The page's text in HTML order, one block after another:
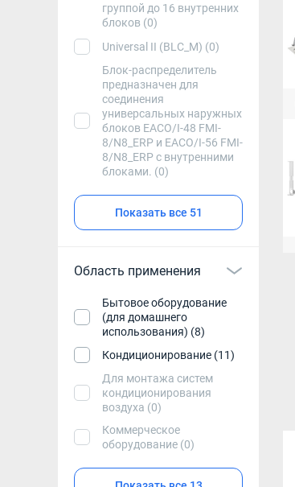
группой до 16 внутренних
блоков (0)
Universal II (BLC_M) (0)
Блок-распределитель
предназначен для
соединения
универсальных наружных
блоков EACO/I-48 FMI-
8/N8_ERP и EACO/I-56 FMI-
8/N8_ERP с внутренними
блоками. (0)
Показать все 51
Область применения
Бытовое оборудование
(для домашнего
использования) (8)
Кондиционирование (11)
Для монтажа систем
кондиционирования
воздуха (0)
Коммерческое
оборудование (0)